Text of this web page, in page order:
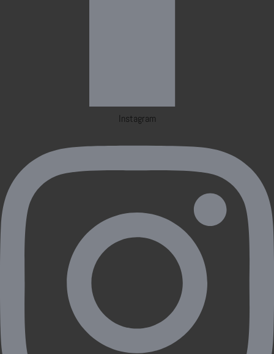
Instagram